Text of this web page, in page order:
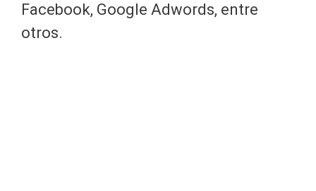
Facebook, Google Adwords, entre
otros.